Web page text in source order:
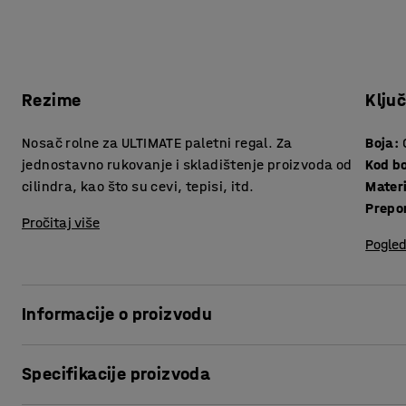
Rezime
Nosač rolne za ULTIMATE paletni regal. Za
jednostavno rukovanje i skladištenje proizvoda od
cilindra, kao što su cevi, tepisi, itd.
Pročitaj više
Boja:
Kod
Informacije o proizvodu
montira na nosače palete i pojednostavljuje skladištenje
Specifikacije proizvoda